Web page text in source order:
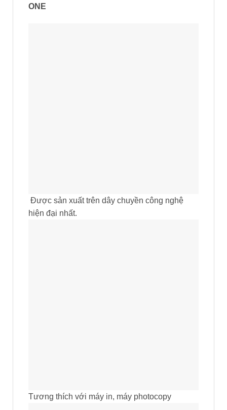
ONE
Được sản xuất trên dây chuyền công nghệ
hiện đại nhất.
Tương thích với máy in, máy photocopy